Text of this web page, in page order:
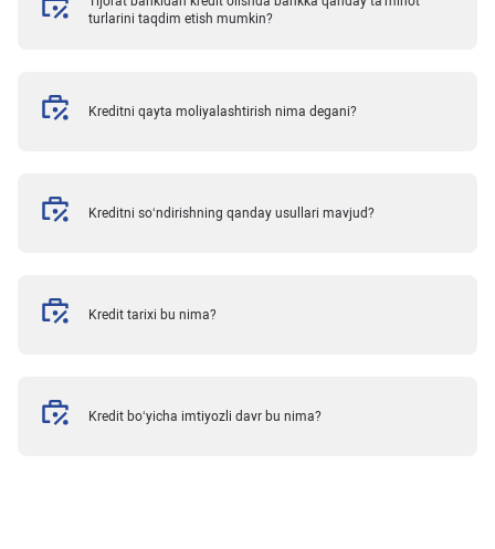
turlarini taqdim etish mumkin?
Kreditni qayta moliyalashtirish nima degani?
Kreditni so‘ndirishning qanday usullari mavjud?
Kredit tarixi bu nima?
Kredit bo‘yicha imtiyozli davr bu nima?